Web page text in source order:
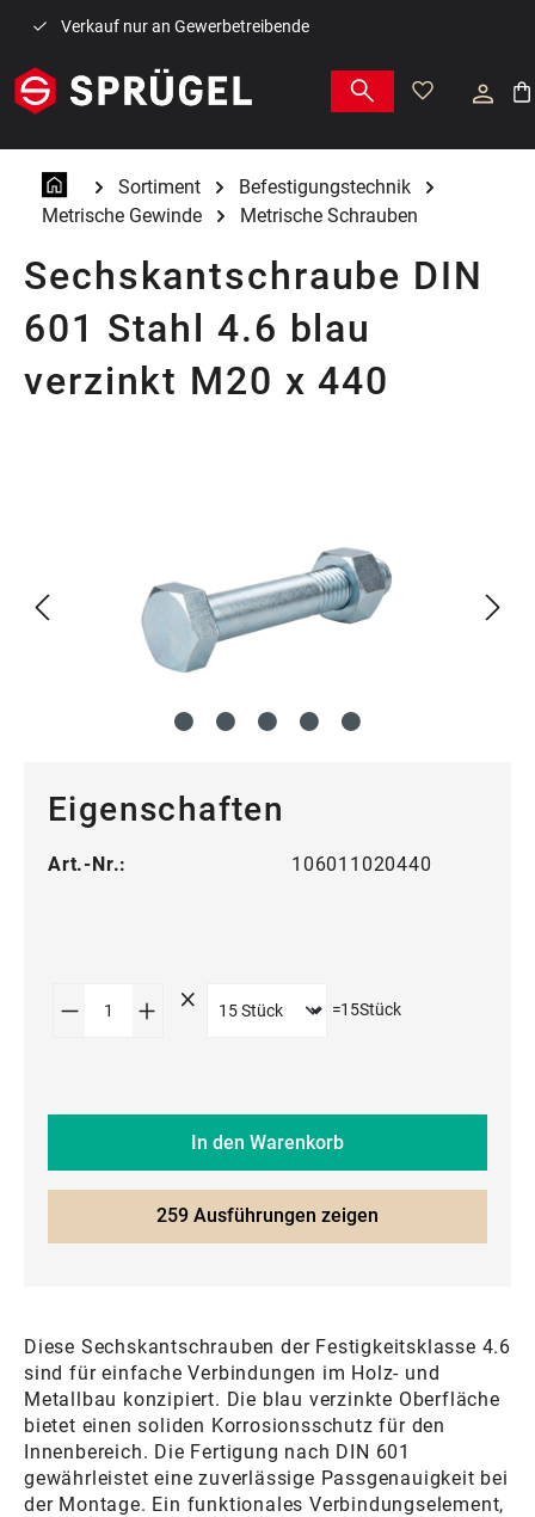
Zum Hauptinhalt springen
Verkauf nur an Gewerbetreibende
Sortiment
Befestigungstechnik
Metrische Gewinde
Metrische Schrauben
Sechskantschraube DIN
601 Stahl 4.6 blau
verzinkt M20 x 440
Eigenschaften
Art.-Nr.: 106011020440
Produkt Anzahl: Gib den gewünschten
=15Stück
In den Warenkorb
259 Ausführungen zeigen
Diese Sechskantschrauben der Festigkeitsklasse 4.6
sind für einfache Verbindungen im Holz- und
Metallbau konzipiert. Die blau verzinkte Oberfläche
bietet einen soliden Korrosionsschutz für den
Innenbereich. Die Fertigung nach DIN 601
gewährleistet eine zuverlässige Passgenauigkeit bei
der Montage. Ein funktionales Verbindungselement,